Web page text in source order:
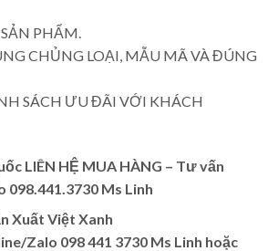
PHẨM.
CHỦNG LOẠI, MẪU MÃ VÀ ĐÚNG
SÁCH ƯU ĐÃI VỚI KHÁCH
LIÊN HỆ MUA HÀNG – Tư vấn
Ms Linh
Xuất Việt Xanh
/Zalo 098 441 3730 Ms Linh hoặc